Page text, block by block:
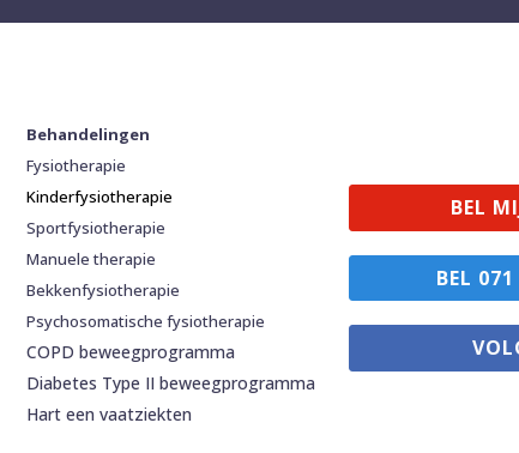
Behandelingen
Fysiotherapie
Kinderfysiotherapie
Sportfysiotherapie
Manuele therapie
Bekkenfysiotherapie
Psychosomatische fysiotherapie
COPD beweegprogramma
Diabetes Type II beweegprogramma
Hart een vaatziekten
BEL
BEL